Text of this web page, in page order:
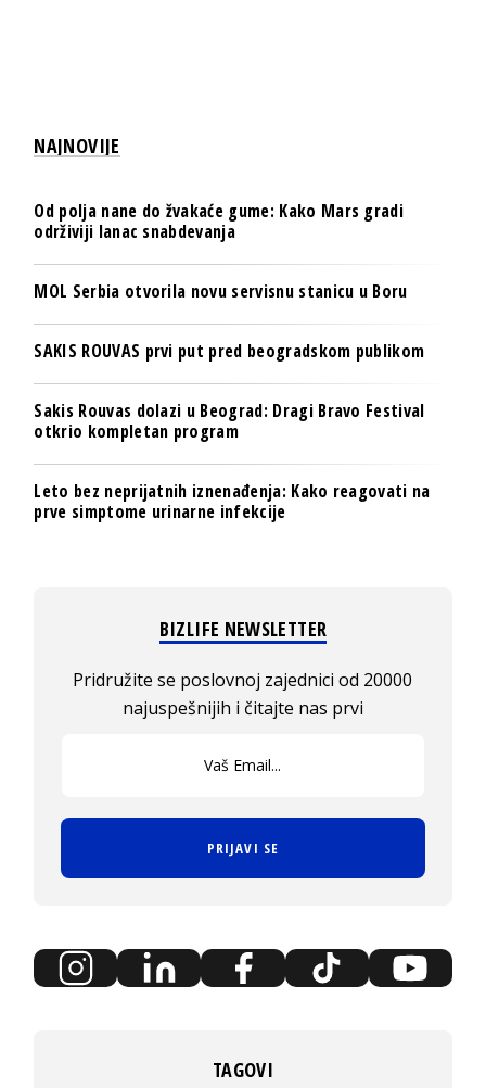
NAJNOVIJE
Od polja nane do žvakaće gume: Kako Mars gradi
održiviji lanac snabdevanja
MOL Serbia otvorila novu servisnu stanicu u Boru
SAKIS ROUVAS prvi put pred beogradskom publikom
Sakis Rouvas dolazi u Beograd: Dragi Bravo Festival
otkrio kompletan program
Leto bez neprijatnih iznenađenja: Kako reagovati na
prve simptome urinarne infekcije
BIZLIFE NEWSLETTER
Pridružite se poslovnoj zajednici od 20000
najuspešnijih i čitajte nas prvi
PRIJAVI SE
TAGOVI